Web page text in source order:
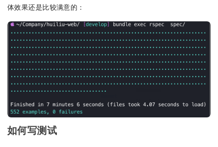
体效果还是比较满意的：
如何写测试